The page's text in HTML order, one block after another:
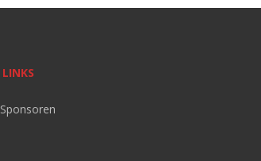
LINKS
Sponsoren